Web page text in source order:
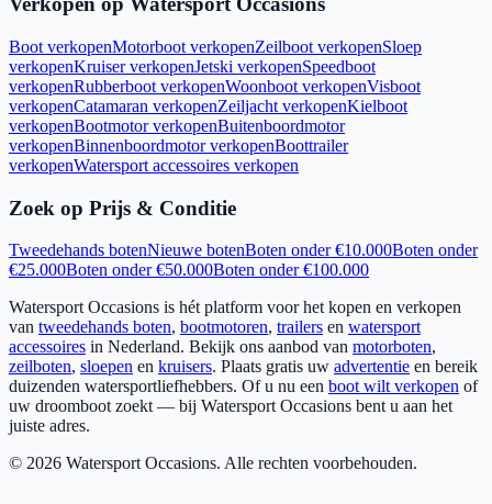
Boot verkopenMotorboot verkopenZeilboot verkopenSloep
verkopenKruiser verkopenJetski verkopenSpeedboot
verkopenRubberboot verkopenWoonboot verkopenVisboot
verkopenCatamaran verkopenZeiljacht verkopenKielboot
verkopenBootmotor verkopenBuitenboordmotor
verkopenBinnenboordmotor verkopenBoottrailer
verkopenWatersport accessoires verkopen
Zoek op Prijs & Conditie
Tweedehands botenNieuwe botenBoten onder €10.000Boten onder
€25.000Boten onder €50.000Boten onder €100.000
Watersport Occasions is hét platform voor het kopen en verkopen
van tweedehands boten, bootmotoren, trailers en watersport
accessoires in Nederland. Bekijk ons aanbod van motorboten,
zeilboten, sloepen en kruisers. Plaats gratis uw advertentie en bereik
duizenden watersportliefhebbers. Of u nu een boot wilt verkopen of
uw droomboot zoekt — bij Watersport Occasions bent u aan het
juiste adres.
© 2026 Watersport Occasions. Alle rechten voorbehouden.